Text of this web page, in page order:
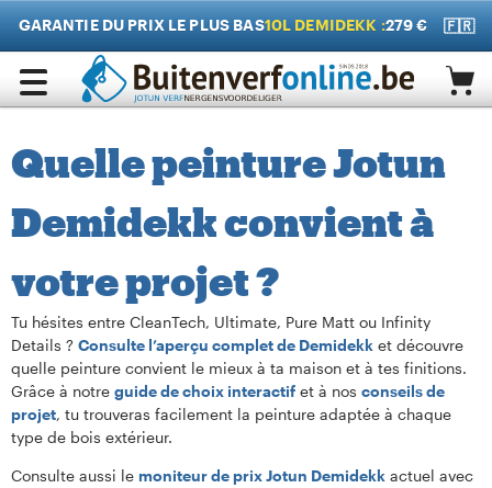
GARANTIE DU PRIX LE PLUS BAS10L DEMIDEKK :279 € 🇫🇷
Quelle peinture Jotun
Demidekk convient à
votre projet ?
Tu hésites entre CleanTech, Ultimate, Pure Matt ou Infinity
Details ? Consulte l’aperçu complet de Demidekk et découvre
quelle peinture convient le mieux à ta maison et à tes finitions.
Grâce à notre guide de choix interactif et à nos conseils de
projet, tu trouveras facilement la peinture adaptée à chaque
type de bois extérieur.
Consulte aussi le moniteur de prix Jotun Demidekk actuel avec